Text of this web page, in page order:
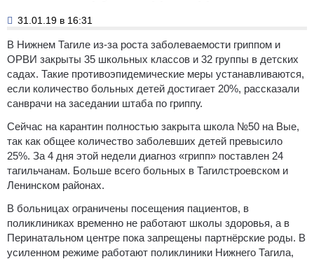
31.01.19 в 16:31
В Нижнем Тагиле из-за роста заболеваемости гриппом и
ОРВИ закрыты 35 школьных классов и 32 группы в детских
садах. Такие противоэпидемические меры устанавливаются,
если количество больных детей достигает 20%, рассказали
санврачи на заседании штаба по гриппу.
Сейчас на карантин полностью закрыта школа №50 на Вые,
так как общее количество заболевших детей превысило
25%. За 4 дня этой недели диагноз «грипп» поставлен 24
тагильчанам. Больше всего больных в Тагилстроевском и
Ленинском районах.
В больницах ограничены посещения пациентов, в
поликлиниках временно не работают школы здоровья, а в
Перинатальном центре пока запрещены партнёрские роды. В
усиленном режиме работают поликлиники Нижнего Тагила,